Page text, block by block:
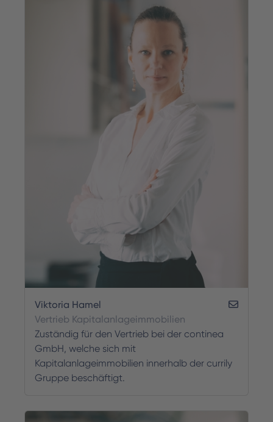
Viktoria Hamel
Vertrieb Kapitalanlageimmobilien
Zuständig für den Vertrieb bei der continea
GmbH, welche sich mit
Kapitalanlageimmobilien innerhalb der currily
Gruppe beschäftigt.